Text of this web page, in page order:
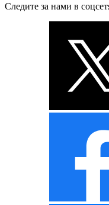
Следите за нами в